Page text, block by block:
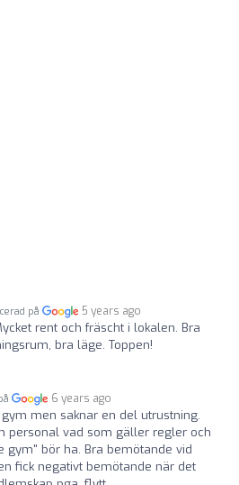
på 5 years ago
rent och fräscht i lokalen. Bra
bra läge. Toppen!
6 years ago
gym men saknar en del utrustning.
personal vad som gäller regler och
gym" bör ha. Bra bemötande vid
fick negativt bemötande när det